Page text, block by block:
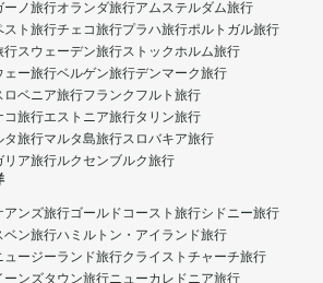
ーノ旅行オランダ旅行アムステルダム旅行
スト旅行チェコ旅行プラハ旅行ポルトガル旅行
行スウェーデン旅行ストックホルム旅行
ェー旅行ベルゲン旅行デンマーク旅行
ロベニア旅行フランクフルト旅行
コ旅行エストニア旅行タリン旅行
タ旅行マルタ島旅行スロバキア旅行
リア旅行ルクセンブルク旅行
アンズ旅行ゴールドコースト旅行シドニー旅行
ベン旅行ハミルトン・アイランド旅行
ュージーランド旅行クライストチャーチ旅行
ーンズタウン旅行ニューカレドニア旅行